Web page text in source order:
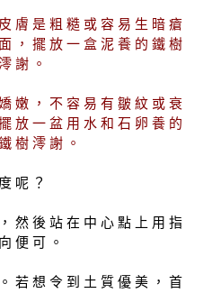
膚 是 粗 糙 或 容 易 生 暗 瘡
， 擺 放 一 盒 泥 養 的 鐵 樹
謝 。
嫩 ， 不 容 易 有 皺 紋 或 衰
放 一 盆 用 水 和 石 卵 養 的
樹 澪 謝 。
呢 ？
然 後 站 在 中 心 點 上 用 指
便 可 。
若 想 令 到 土 質 優 美 ， 首